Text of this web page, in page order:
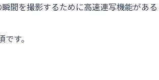
間を撮影するために高速連写機能がある
す。